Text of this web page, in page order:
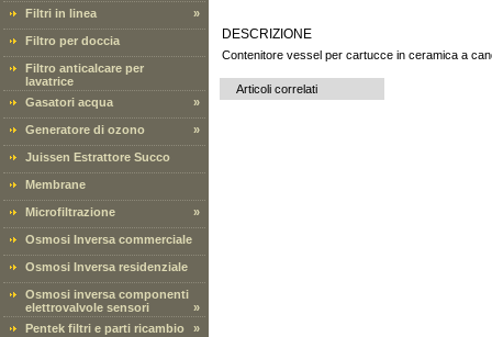
Filtri in linea
»
Filtro per doccia
Filtro anticalcare per
lavatrice
Gasatori acqua
»
Generatore di ozono »
Juissen Estrattore Succo
Membrane
Microfiltrazione »
Osmosi Inversa commerciale
Osmosi Inversa residenziale
Osmosi inversa componenti
elettrovalvole sensori
»
Pentek filtri e parti ricambio
»
DESCRIZIONE
Contenitore vessel per cartucce in ceramica a
Articoli correlati